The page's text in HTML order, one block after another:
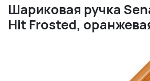
Шариковая ручка
Hit Frosted,